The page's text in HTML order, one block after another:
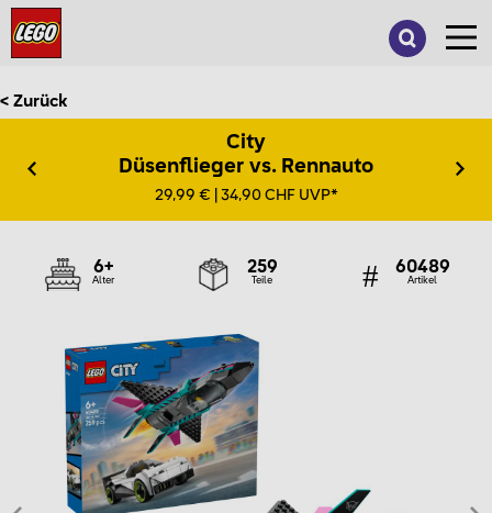
< Zurück
City
Düsenflieger vs. Rennauto
29,99 € | 34,90 CHF UVP*
6+
Alter
259
Teile
60489
Artikel